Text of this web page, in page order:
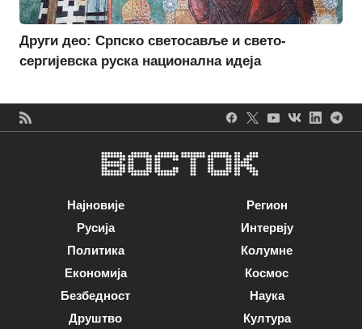
Други део: Српско светосавље и свето-
сергијевска руска национална идеја
Најновије
Русија
Политика
Економија
Безбедност
Друштво
Регион
Интервју
Колумне
Космос
Наука
Култура